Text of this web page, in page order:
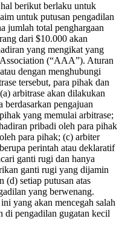
berikut berlaku untuk
untuk putusan pengadilan
jumlah total penghargaan
dari $10.000 akan
yang mengikat yang
(“AAA”). Aturan
dengan menghubungi
tersebut, para pihak dan
arbitrase akan dilakukan
berdasarkan pengajuan
yang memulai arbitrase;
pribadi oleh para pihak
para pihak; (c) arbiter
perintah atau deklaratif
ganti rugi dan hanya
ganti rugi yang dijamin
setiap putusan atas
yang berwenang.
yang akan mencegah salah
di pengadilan gugatan kecil